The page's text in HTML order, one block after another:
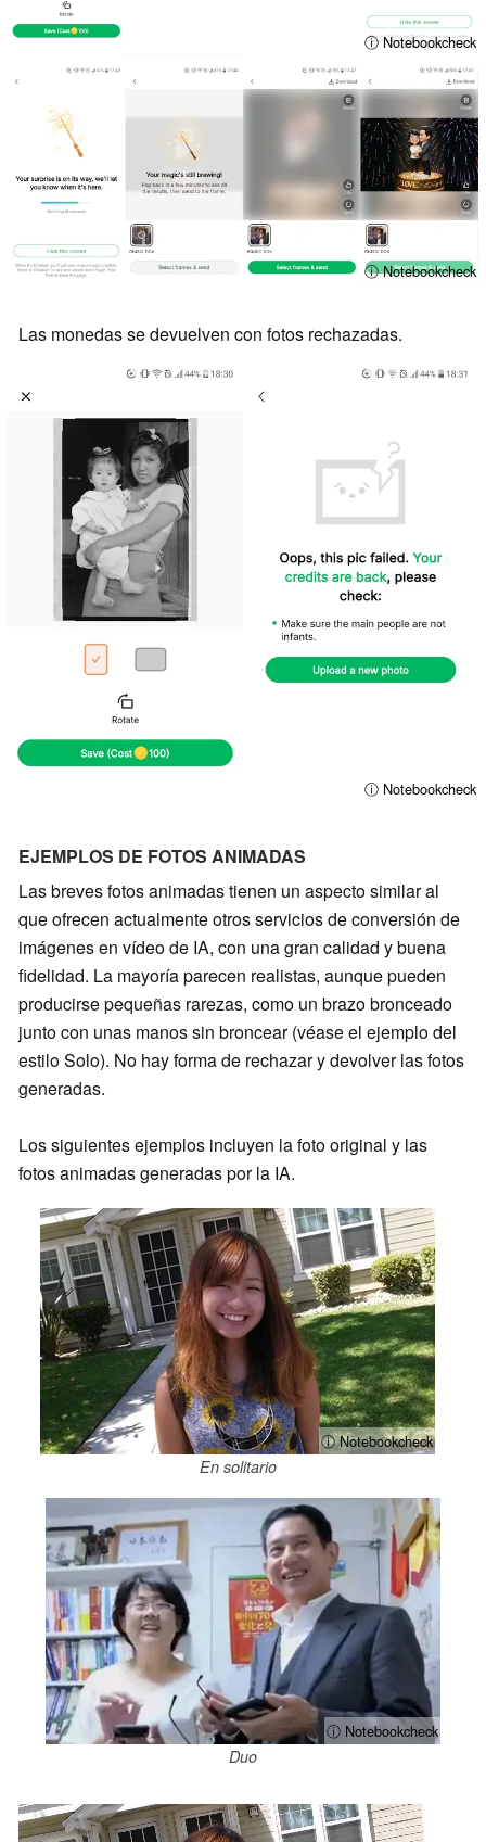
ⓘ Notebookcheck
ⓘ Notebookcheck
Las monedas se devuelven con fotos rechazadas.
ⓘ Notebookcheck
EJEMPLOS DE FOTOS ANIMADAS
Las breves fotos animadas tienen un aspecto similar al
que ofrecen actualmente otros servicios de conversión de
imágenes en vídeo de IA, con una gran calidad y buena
fidelidad. La mayoría parecen realistas, aunque pueden
producirse pequeñas rarezas, como un brazo bronceado
junto con unas manos sin broncear (véase el ejemplo del
estilo Solo). No hay forma de rechazar y devolver las fotos
generadas.
Los siguientes ejemplos incluyen la foto original y las
fotos animadas generadas por la IA.
ⓘ Notebookcheck
En solitario
ⓘ Notebookcheck
Duo